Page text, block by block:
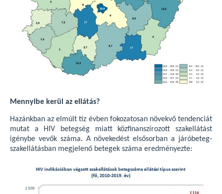
Mennyibe kerül az ellátás?
Hazánkban az elmúlt tíz évben fokozatosan növekvő tendenciát
mutat a HIV betegség miatt közfinanszírozott szakellátást
igénybe vevők száma. A növekedést elsősorban a járóbeteg-
szakellátásban megjelenő betegek száma eredményezte: